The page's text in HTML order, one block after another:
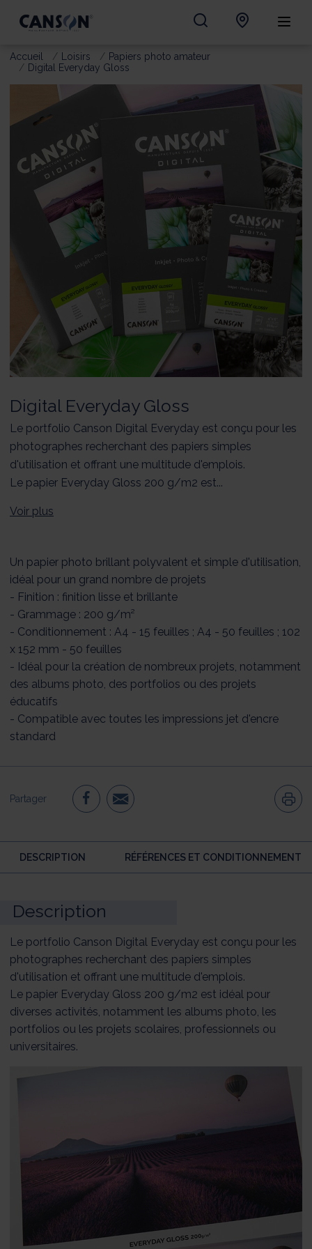
Accueil Loisirs
Papiers photo amateur
Digital Everyday Gloss
Digital Everyday Gloss
Le portfolio Canson Digital Everyday est conçu pour les
photographes recherchant des papiers simples
d'utilisation et offrant une multitude d'emplois.
Le papier Everyday Gloss 200 g/m2 est...
Voir plus
Un papier photo brillant polyvalent et simple d'utilisation,
idéal pour un grand nombre de projets
- Finition : finition lisse et brillante
- Grammage : 200 g/m²
- Conditionnement : A4 - 15 feuilles ; A4 - 50 feuilles ; 102
x 152 mm - 50 feuilles
- Idéal pour la création de nombreux projets, notamment
des albums photo, des portfolios ou des projets
éducatifs
- Compatible avec toutes les impressions jet d'encre
standard
Partager
DESCRIPTION RÉFÉRENCES ET CONDITIONNEMENT
Description
Le portfolio Canson Digital Everyday est conçu pour les
photographes recherchant des papiers simples
d'utilisation et offrant une multitude d'emplois.
Le papier Everyday Gloss 200 g/m2 est idéal pour
diverses activités, notamment les albums photo, les
portfolios ou les projets scolaires, professionnels ou
universitaires.